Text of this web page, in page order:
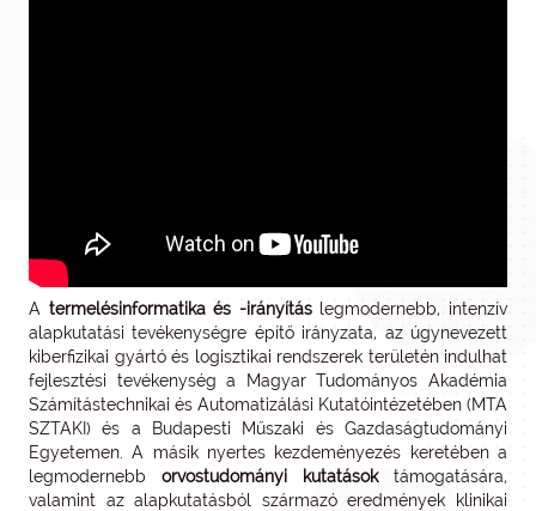
A termelésinformatika és -irányításlegmodernebb, intenzív
alapkutatási tevékenységre építő irányzata, az úgynevezett
kiberfizikai gyártó és logisztikai rendszerek területén indulhat
fejlesztési tevékenység a Magyar Tudományos Akadémia
Számítástechnikai és Automatizálási Kutatóintézetében (MTA
SZTAKI) és a Budapesti Műszaki és Gazdaságtudományi
Egyetemen. A másik nyertes kezdeményezés keretében a
legmodernebb orvostudományi kutatásoktámogatására,
valamint az alapkutatásból származó eredmények klinikai